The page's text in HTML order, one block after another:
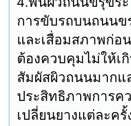
การขับรถบนถนนข
และเสื่อมสภาพก่อ
ต้องควบคุมไม่ให้เ
สัมผัสผิวถนนมากแ
ประสิทธิภาพการค
เปลี่ยนยางแต่ละค